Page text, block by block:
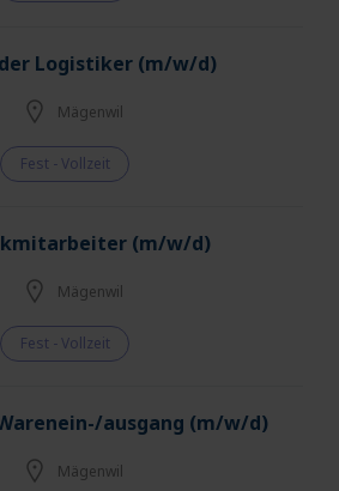
Logistiker (m/w/d)
Mägenwil
Fest - Vollzeit
(m/w/d)
Mägenwil
Fest - Vollzeit
ausgang (m/w/d)
Mägenwil